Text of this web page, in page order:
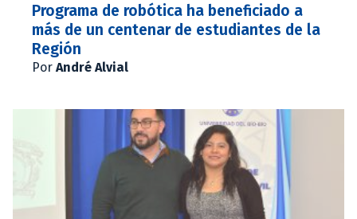
Programa de robótica ha beneficiado a
más de un centenar de estudiantes de la
Región
Por André Alvial